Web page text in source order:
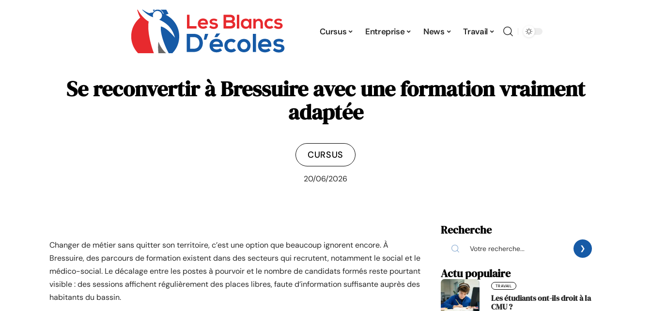
Cursus Entreprise News Travail
Se reconvertir à Bressuire avec une formation vraiment
adaptée
CURSUS
20/06/2026
Changer de métier sans quitter son territoire, c’est une option que beaucoup ignorent encore. À
Bressuire, des parcours de formation existent dans des secteurs qui recrutent, notamment le social et le
médico-social. Le décalage entre les postes à pourvoir et le nombre de candidats formés reste pourtant
visible : des sessions affichent régulièrement des places libres, faute d’information suffisante auprès des
habitants du bassin.
Recherche
Actu populaire
TRAVAIL
Les étudiants ont-ils droit à la
CMU ?